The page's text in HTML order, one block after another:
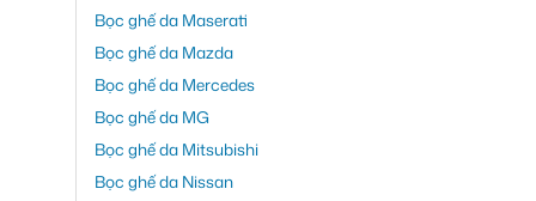
Bọc ghế da Maserati
Bọc ghế da Mazda
Bọc ghế da Mercedes
Bọc ghế da MG
Bọc ghế da Mitsubishi
Bọc ghế da Nissan